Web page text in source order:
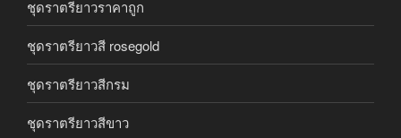
ชุดราตรียาวราคาถูก
ชุดราตรียาวสี rosegold
ชุดราตรียาวสีกรม
ชุดราตรียาวสีขาว